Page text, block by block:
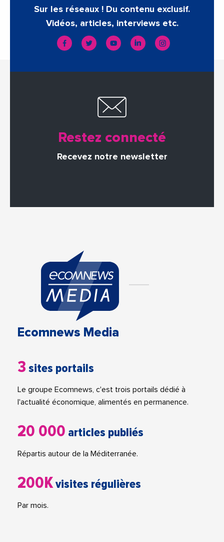
Sur les réseaux ! Du contenu exclusif.
Vidéos, articles, interviews etc.
Restez connecté
Recevez notre newsletter
Ecomnews Media
3 sites portails
Le groupe Ecomnews, c'est trois portails dédié à
l'actualité économique, alimentés en permanence.
20 000 articles publiés
Répartis autour de la Méditerranée.
200Kvisites régulières
Par mois.